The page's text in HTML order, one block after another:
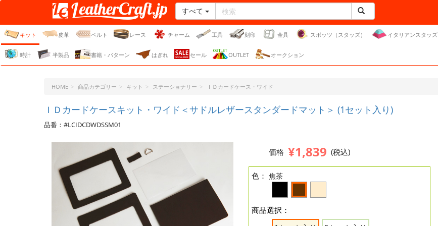
レザークラフト・ドット・
ジェーピー
すべて
キット 皮革 ベルト レース チャーム 工具 刻印 金具 スポッツ（スタッズ） イタリアンスタッズ
時計 半製品 書籍・パターン はぎれ セール OUTLET オークション
HOME 商品カテゴリー キット ステーショナリー ＩＤカードケース・ワイド
ＩＤカードケースキット・ワイド＜サドルレザースタンダードマット＞ (1セット入り)
品番：#LCIDCDWDSSM01
価格 ¥1,839 (税込)
色： 焦茶
商品選択：